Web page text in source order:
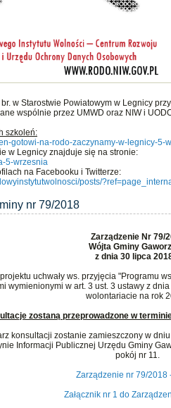
w Starostwie Powiatowym w Legnicy
wspólnie przez UMWD oraz NIW i
szkoleń:
gotowi-na-rodo-zaczynamy-w-legnicy-5-
w Legnicy znajduje się na stronie:
5-wrzesnia
na Facebooku i Twitterze:
posts/
nr 79/2018
Zarządzenie Nr 79/
Wójta Gminy
z dnia 30 lipca
uchwały ws. przyjęcia "Programu
wymienionymi w art. 3 ust. 3 ustawy z
wolontariacie na rok
zostaną przeprowadzone w
konsultacji zostanie zamieszczony w
Informacji Publicznej Urzędu Gminy
pokój nr 11.
Zarządzenie nr 79/2018
Załącznik nr 1 do